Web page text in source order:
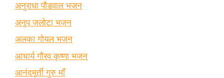
अनुराधा पौडवाल भजन
अनूप जलोटा भजन
अलका गोयल भजन
आचार्य गौरव कृष्णा भजन
आनंदमूर्ती गुरु माँ